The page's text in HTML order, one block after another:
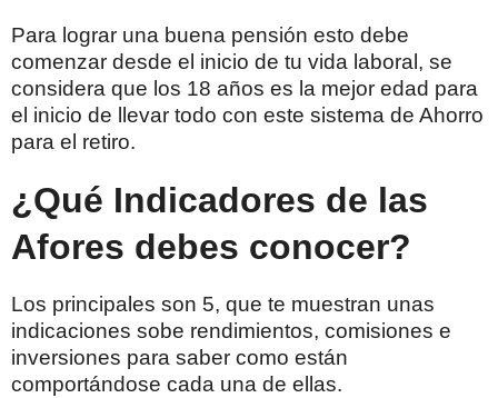
Para lograr una buena pensión esto debe
comenzar desde el inicio de tu vida laboral, se
considera que los 18 años es la mejor edad para
el inicio de llevar todo con este sistema de Ahorro
para el retiro.
¿Qué Indicadores de las
Afores debes conocer?
Los principales son 5, que te muestran unas
indicaciones sobe rendimientos, comisiones e
inversiones para saber como están
comportándose cada una de ellas.